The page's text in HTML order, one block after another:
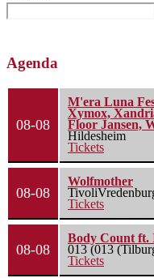
Agenda
08-08
M'era Luna
Xymox,
Floor Jansen,
Hildesheim
Tickets
08-08
Wolfmother
Tickets
08-08
Body Count ft.
013 (013
Tickets